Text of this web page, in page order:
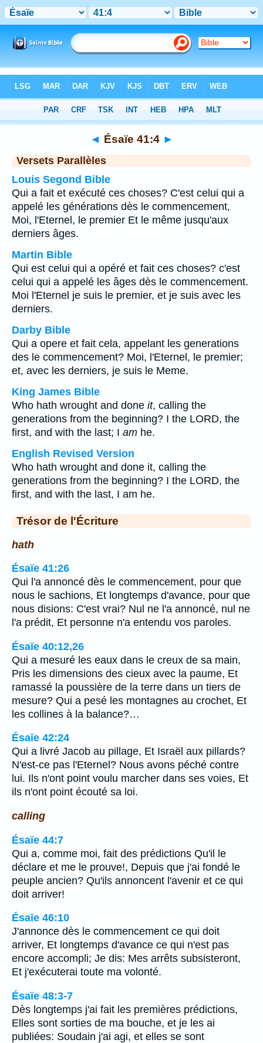
Chapitre 41> Verset 4
◄ Ésaïe 41:4 ►
Versets Parallèles
Louis Segond Bible
Qui a fait et exécuté ces choses? C'est celui qui a
appelé les générations dès le commencement,
Moi, l'Eternel, le premier Et le même jusqu'aux
derniers âges.
Martin Bible
Qui est celui qui a opéré et fait ces choses? c'est
celui qui a appelé les âges dès le commencement.
Moi l'Eternel je suis le premier, et je suis avec les
derniers.
Darby Bible
Qui a opere et fait cela, appelant les generations
des le commencement? Moi, l'Eternel, le premier;
et, avec les derniers, je suis le Meme.
King James Bible
Who hath wrought and done it, calling the
generations from the beginning? I the LORD, the
first, and with the last; I am he.
English Revised Version
Who hath wrought and done it, calling the
generations from the beginning? I the LORD, the
first, and with the last, I am he.
Trésor de l'Écriture
hath
Ésaïe 41:26
Qui l'a annoncé dès le commencement, pour que
nous le sachions, Et longtemps d'avance, pour que
nous disions: C'est vrai? Nul ne l'a annoncé, nul ne
l'a prédit, Et personne n'a entendu vos paroles.
Ésaïe 40:12,26
Qui a mesuré les eaux dans le creux de sa main,
Pris les dimensions des cieux avec la paume, Et
ramassé la poussière de la terre dans un tiers de
mesure? Qui a pesé les montagnes au crochet, Et
les collines à la balance?…
Ésaïe 42:24
Qui a livré Jacob au pillage, Et Israël aux pillards?
N'est-ce pas l'Eternel? Nous avons péché contre
lui. Ils n'ont point voulu marcher dans ses voies, Et
ils n'ont point écouté sa loi.
calling
Ésaïe 44:7
Qui a, comme moi, fait des prédictions Qu'il le
déclare et me le prouve!, Depuis que j'ai fondé le
peuple ancien? Qu'ils annoncent l'avenir et ce qui
doit arriver!
Ésaïe 46:10
J'annonce dès le commencement ce qui doit
arriver, Et longtemps d'avance ce qui n'est pas
encore accompli; Je dis: Mes arrêts subsisteront,
Et j'exécuterai toute ma volonté.
Ésaïe 48:3-7
Dès longtemps j'ai fait les premières prédictions,
Elles sont sorties de ma bouche, et je les ai
publiées: Soudain j'ai agi, et elles se sont